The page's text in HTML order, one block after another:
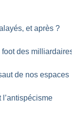
et après ?
des
de nos espaces